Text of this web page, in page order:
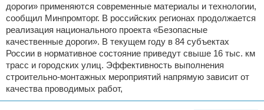
дороги» применяются современные материалы и технологии,
сообщил Минпромторг. В российских регионах продолжается
реализация национального проекта «Безопасные
качественные дороги». В текущем году в 84 субъектах
России в нормативное состояние приведут свыше 16 тыс. км
трасс и городских улиц. Эффективность выполнения
строительно-монтажных мероприятий напрямую зависит от
качества проводимых работ,